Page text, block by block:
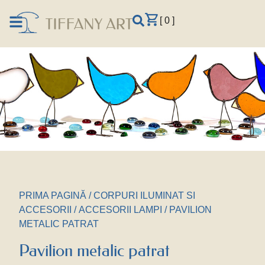
[ 0 ]
PRIMA PAGINĂ /CORPURI ILUMINAT SI
ACCESORII
/ACCESORII LAMPI / PAVILION
METALIC PATRAT
Pavilion metalic patrat